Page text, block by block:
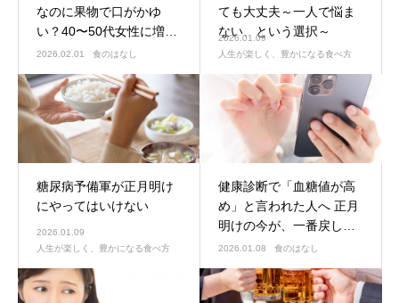
なのに果物で口がかゆ
い？40〜50代女性に増え
る「口腔アレルギー症候
説】
2026.02.01 食のはなし
ても大丈夫～一人で悩ま
ない、という選択～
2026.01.09
人生が楽しく、豊かになる食べ方
糖尿病予備軍が正月明け
にやってはいけない
2026.01.09
人生が楽しく、豊かになる食べ方
健康診断で「血糖値が高
め」と言われた人へ 正月
明けの今が、一番戻しや
すい理由
2026.01.08 食のはなし